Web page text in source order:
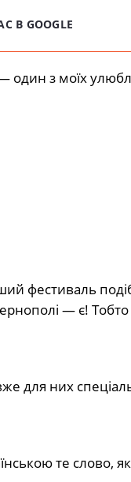
В GOOGLE
з моїх
фестиваль
— є!
для них
те слово,